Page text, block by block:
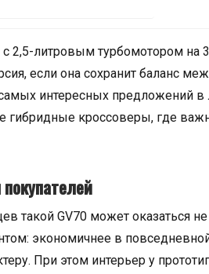
с 2,5-литровым турбомотором на
если она сохранит баланс
интересных предложений в
гибридные кроссоверы, где
такой GV70 может оказаться
экономичнее в
При этом интерьер у